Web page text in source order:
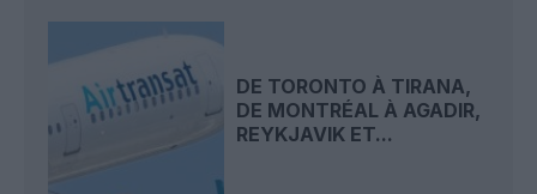
DE TORONTO À TIRANA,
DE MONTRÉAL À AGADIR,
REYKJAVIK ET...